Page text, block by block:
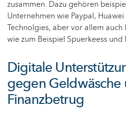
zusammen. Dazu gehören
Unternehmen wie Paypal,
Technolgies, aber vor allem
wie zum Beispiel Spuerkeess und
Digitale
gegen Geldwäsche
Finanzbetrug